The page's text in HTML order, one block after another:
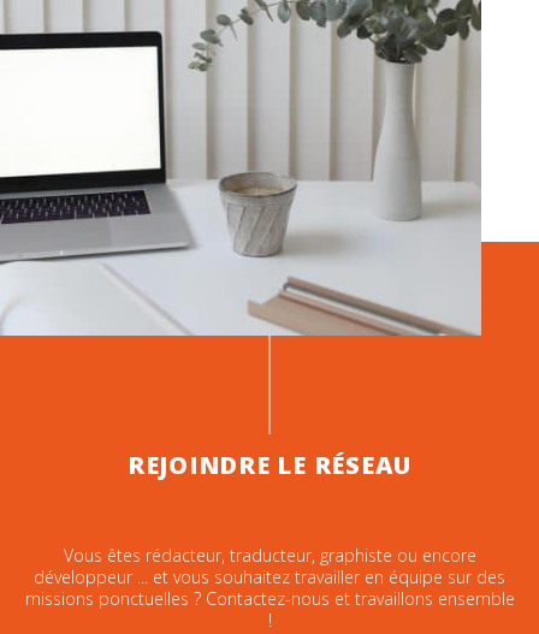
REJOINDRE LE RÉSEAU
Vous êtes rédacteur, traducteur, graphiste ou encore
développeur ... et vous souhaitez travailler en équipe sur des
missions ponctuelles ? Contactez-nous et travaillons ensemble
!